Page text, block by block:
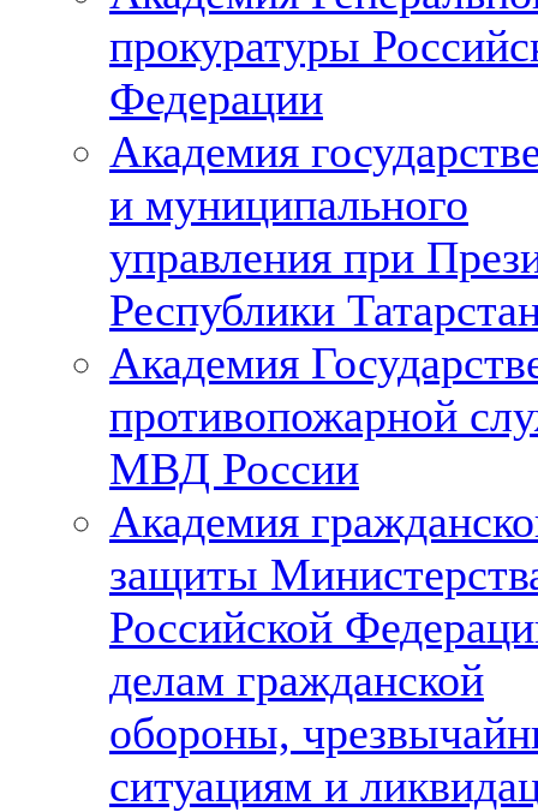
прокуратуры
Федерации
Академия
и муниципального
управления при
Республики
Академия
противопожарной
МВД России
Академия
защиты
Российской
делам гражданской
обороны,
ситуациям и